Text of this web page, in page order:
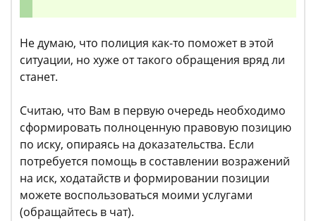
Не думаю, что полиция как-то поможет в этой
ситуации, но хуже от такого обращения вряд ли
станет.
Считаю, что Вам в первую очередь необходимо
сформировать полноценную правовую позицию
по иску, опираясь на доказательства. Если
потребуется помощь в составлении возражений
на иск, ходатайств и формировании позиции
можете воспользоваться моими услугами
(обращайтесь в чат).